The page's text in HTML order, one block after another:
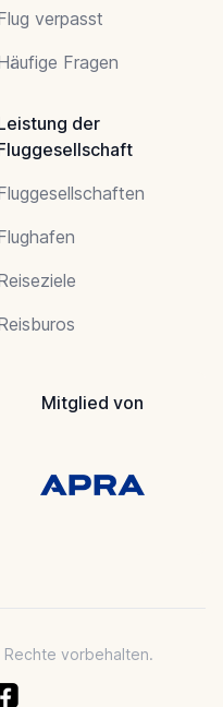
verpasst
Fragen
der
Mitglied von
vorbehalten.